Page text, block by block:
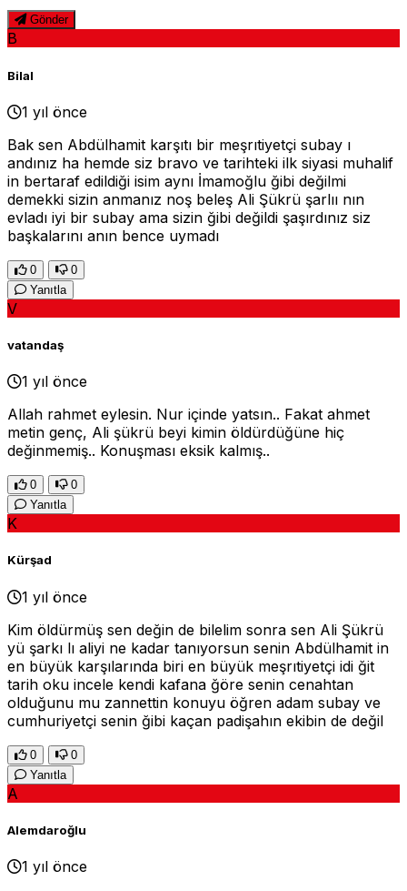
Gönder
B
Bilal
1 yıl önce
Bak sen Abdülhamit karşıtı bir meşrıtiyetçi subay ı
andınız ha hemde siz bravo ve tarihteki ilk siyasi muhalif
in bertaraf edildiği isim aynı İmamoğlu ğibi değilmi
demekki sizin anmanız noş beleş Ali Şükrü şarlıı nın
evladı iyi bir subay ama sizin ğibi değildi şaşırdınız siz
başkalarını anın bence uymadı
0
0
Yanıtla
V
vatandaş
1 yıl önce
Allah rahmet eylesin. Nur içinde yatsın.. Fakat ahmet
metin genç, Ali şükrü beyi kimin öldürdüğüne hiç
değinmemiş.. Konuşması eksik kalmış..
0
0
Yanıtla
K
Kürşad
1 yıl önce
Kim öldürmüş sen değin de bilelim sonra sen Ali Şükrü
yü şarkı lı aliyi ne kadar tanıyorsun senin Abdülhamit in
en büyük karşılarında biri en büyük meşrıtiyetçi idi ğit
tarih oku incele kendi kafana ğöre senin cenahtan
olduğunu mu zannettin konuyu öğren adam subay ve
cumhuriyetçi senin ğibi kaçan padişahın ekibin de değil
0
0
Yanıtla
A
Alemdaroğlu
1 yıl önce